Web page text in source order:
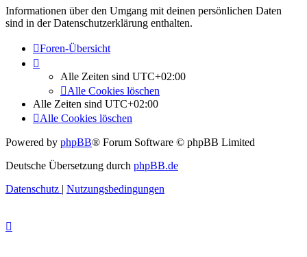
Informationen über den Umgang mit deinen persönlichen Daten
sind in der Datenschutzerklärung enthalten.
Foren-Übersicht
Alle Zeiten sind UTC+02:00
Alle Cookies löschen
Alle Zeiten sind UTC+02:00
Alle Cookies löschen
Powered by phpBB® Forum Software © phpBB Limited
Deutsche Übersetzung durch phpBB.de
Datenschutz | Nutzungsbedingungen